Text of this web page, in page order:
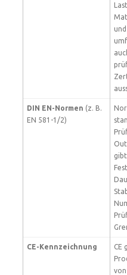
DIN EN-Normen (z. B.
EN 581-1/2)
CE-Kennzeichnung
CE
von